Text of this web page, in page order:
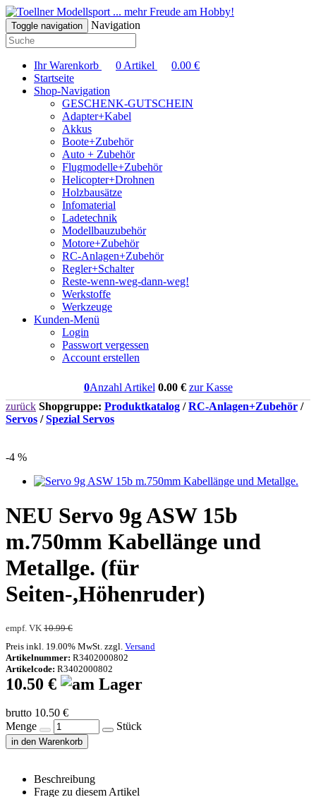
... mehr Freude am Hobby!
Toggle navigation Navigation
Ihr Warenkorb 0 Artikel 0.00 €
Startseite
Shop-Navigation
GESCHENK-GUTSCHEIN
Adapter+Kabel
Akkus
Boote+Zubehör
Auto + Zubehör
Flugmodelle+Zubehör
Helicopter+Drohnen
Holzbausätze
Infomaterial
Ladetechnik
Modellbauzubehör
Motore+Zubehör
RC-Anlagen+Zubehör
Regler+Schalter
Reste-wenn-weg-dann-weg!
Werkstoffe
Werkzeuge
Kunden-Menü
Login
Passwort vergessen
Account erstellen
0Anzahl Artikel 0.00€ zur Kasse
zurück Shopgruppe: Produktkatalog /RC-Anlagen+Zubehör /
Servos /Spezial Servos
-4 %
NEU Servo 9g ASW 15b
m.750mm Kabellänge und
Metallge. (für
Seiten-,Höhenruder)
empf. VK 10.99 €
Preis inkl. 19.00% MwSt. zzgl. Versand
Artikelnummer: R3402000802
Artikelcode: R3402000802
10.50 €
brutto 10.50 €
Menge
Stück
in den Warenkorb
Beschreibung
Frage zu diesem Artikel